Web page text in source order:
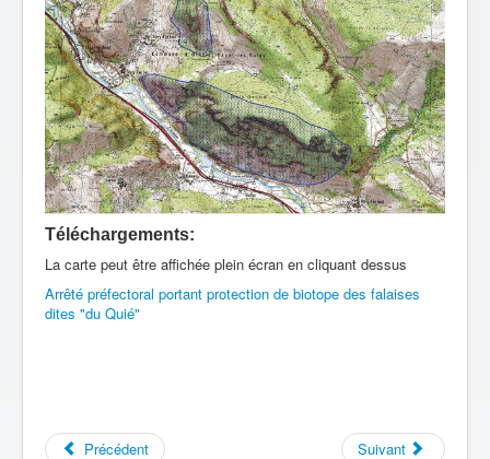
Téléchargements:
La carte peut être affichée plein écran en cliquant dessus
Arrêté préfectoral portant protection de biotope des falaises
dites "du Quié"
Précédent Suivant